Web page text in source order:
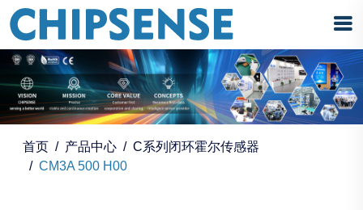
首页 产品中心
C系列闭环霍尔传感器
CM3A 500 H00